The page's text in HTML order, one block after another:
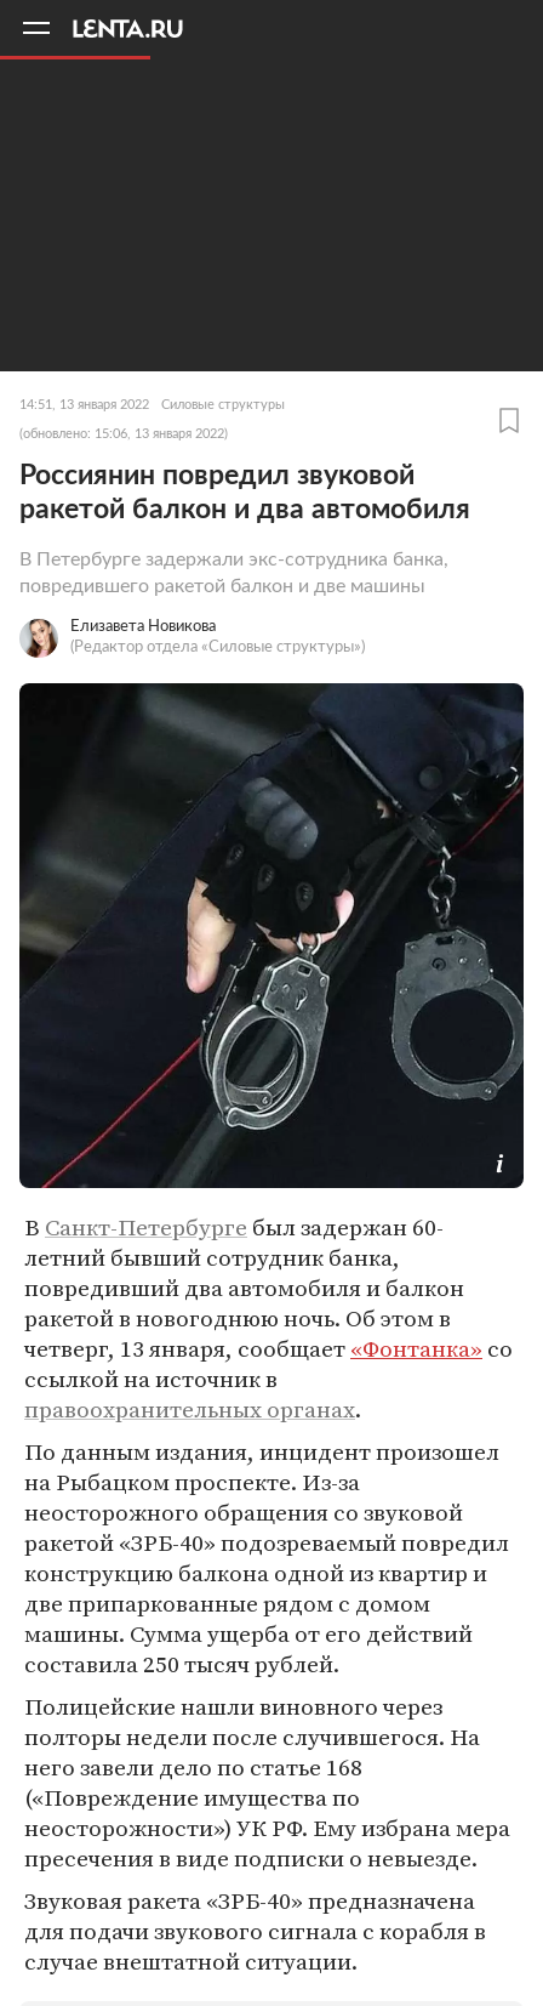
14:51, 13 января 2022 Силовые структуры
(обновлено: 15:06, 13 января 2022)
Россиянин повредил звуковой
ракетой балкон и два автомобиля
В Петербурге задержали экс-сотрудника банка,
повредившего ракетой балкон и две машины
Елизавета Новикова
(Редактор отдела «Силовые структуры»)
В Санкт-Петербурге был задержан 60-
летний бывший сотрудник банка,
повредивший два автомобиля и балкон
ракетой в новогоднюю ночь. Об этом в
четверг, 13 января, сообщает«Фонтанка» со
ссылкой на источник в
правоохранительных органах.
По данным издания, инцидент произошел
на Рыбацком проспекте. Из-за
неосторожного обращения со звуковой
ракетой «ЗРБ-40» подозреваемый повредил
конструкцию балкона одной из квартир и
две припаркованные рядом с домом
машины. Сумма ущерба от его действий
составила 250 тысяч рублей.
Полицейские нашли виновного через
полторы недели после случившегося. На
него завели дело по статье 168
(«Повреждение имущества по
неосторожности») УК РФ. Ему избрана мера
пресечения в виде подписки о невыезде.
Звуковая ракета «ЗРБ-40» предназначена
для подачи звукового сигнала с корабля в
случае внештатной ситуации.